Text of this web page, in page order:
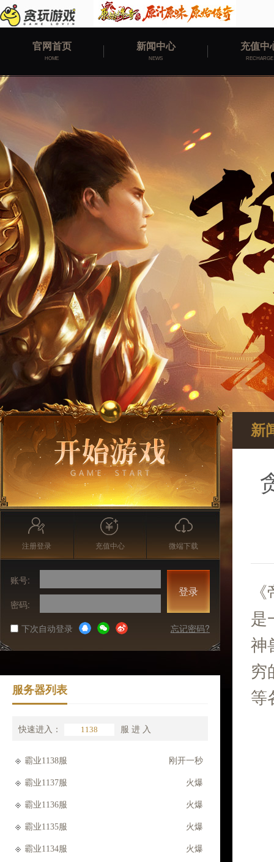
官网首页
HOME
新闻中心
NEWS
充值中
RECHARGE
注册登录 充值中心 微端下载
账号:
密码:
登录
下次自动登录 忘记密码?
服务器列表
快速进入： 服 进 入
霸业1138服 刚开一秒
霸业1137服 火爆
霸业1136服 火爆
霸业1135服 火爆
霸业1134服 火爆
新
是
神
穷
等